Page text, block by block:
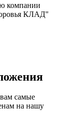
компании
КЛАД"
самые
на нашу